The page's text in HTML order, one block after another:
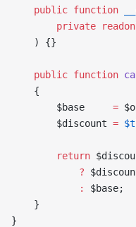
    public
function
        private
    ) {}
    public
function
    {
        $base
=
        $discount
=
        return
            ?
            :
$base;
    }
}